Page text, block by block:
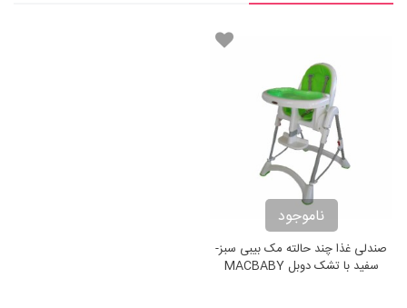
ناموجود
صندلی غذا چند حالته مک بیبی سبز-
سفید با تشک دوبل MACBABY